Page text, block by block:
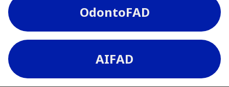
OdontoFAD
AIFAD